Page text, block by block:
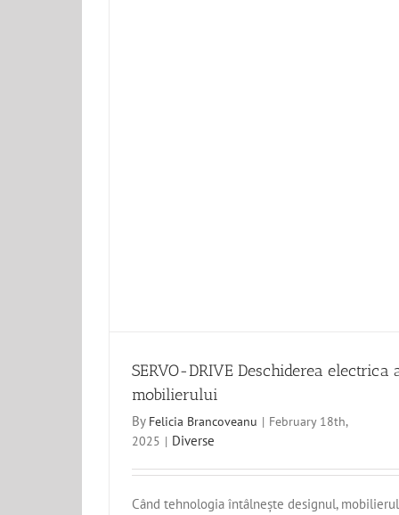
SERVO-DRIVE Deschiderea electrica
mobilierului
By Felicia Brancoveanu | February 18th,
2025 | Diverse
Când tehnologia întâlnește designul, mobilierul